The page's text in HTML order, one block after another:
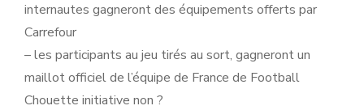
internautes gagneront des équipements offerts par
Carrefour
– les participants au jeu tirés au sort, gagneront un
maillot officiel de l’équipe de France de Football
Chouette initiative non ?